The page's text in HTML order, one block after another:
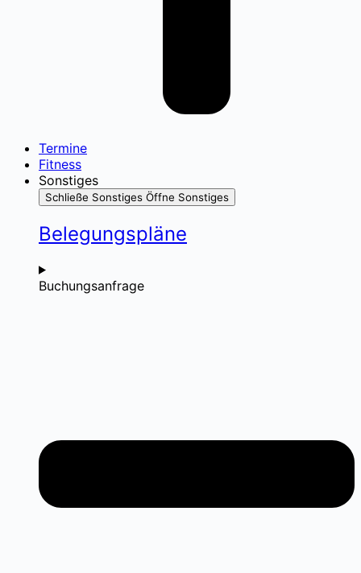
Termine
Fitness
Sonstiges
Schließe Sonstiges Öffne Sonstiges
Belegungspläne
Buchungsanfrage